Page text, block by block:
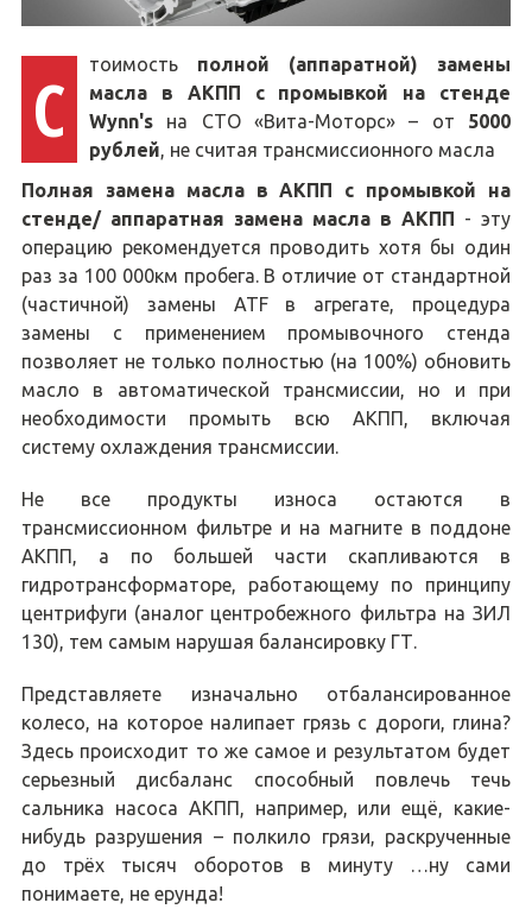
С тоимость полной (аппаратной) замены
масла в АКПП с промывкой на стенде
Wynn's на СТО «Вита-Моторс» – от 5000
рублей, не считая трансмиссионного масла
Полная замена масла в АКПП с промывкой на
стенде/ аппаратная замена масла в АКПП - эту
операцию рекомендуется проводить хотя бы один
раз за 100 000км пробега. В отличие от стандартной
(частичной) замены ATF в агрегате, процедура
замены с применением промывочного стенда
позволяет не только полностью (на 100%) обновить
масло в автоматической трансмиссии, но и при
необходимости промыть всю АКПП, включая
систему охлаждения трансмиссии.
Не все продукты износа остаются в
трансмиссионном фильтре и на магните в поддоне
АКПП, а по большей части скапливаются в
гидротрансформаторе, работающему по принципу
центрифуги (аналог центробежного фильтра на ЗИЛ
130), тем самым нарушая балансировку ГТ.
Представляете изначально отбалансированное
колесо, на которое налипает грязь с дороги, глина?
Здесь происходит то же самое и результатом будет
серьезный дисбаланс способный повлечь течь
сальника насоса АКПП, например, или ещё, какие-
нибудь разрушения – полкило грязи, раскрученные
до трёх тысяч оборотов в минуту …ну сами
понимаете, не ерунда!